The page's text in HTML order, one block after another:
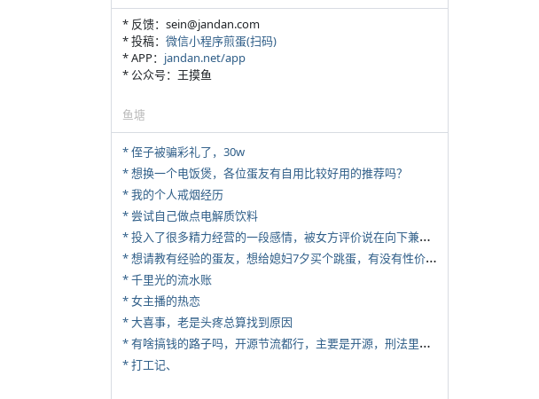
* 反馈：sein@jandan.com
* 投稿： 微信小程序煎蛋(扫码)
* APP： jandan.net/app
* 公众号：王摸鱼
鱼塘
* 侄子被骗彩礼了，30w
* 想换一个电饭煲，各位蛋友有自用比较好用的推荐吗？
* 我的个人戒烟经历
* 尝试自己做点电解质饮料
*
投入了很多精力经营的一段感情，被女方评价说在向下兼容我，感觉有点破防
*
想请教有经验的蛋友，想给媳妇7夕买个跳蛋，有没有性价比高的推荐
* 千里光的流水账
* 女主播的热恋
* 大喜事，老是头疼总算找到原因
*
有啥搞钱的路子吗，开源节流都行，主要是开源，刑法里的咱不做
* 打工记、